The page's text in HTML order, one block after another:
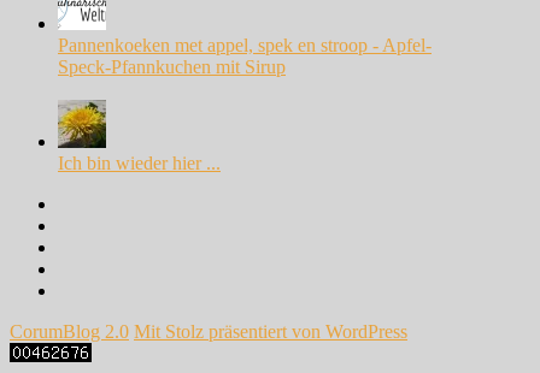
Pannenkoeken met appel, spek en stroop - Apfel-
Speck-Pfannkuchen mit Sirup
Ich bin wieder hier ...
CorumBlog 2.0 Mit Stolz präsentiert von WordPress